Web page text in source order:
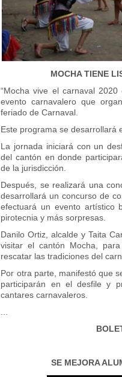
MOCHA TIENE
“Mocha vive el carnaval
evento carnavalero que
feriado de Carnaval.
Este programa se desarrollará
La jornada iniciará con un
del cantón en donde
de la jurisdicción.
Después, se realizará una
desarrollará un concurso de
efectuará un evento artístico
pirotecnia y más sorpresas.
Danilo Ortiz, alcalde y Taita
visitar el cantón Mocha,
rescatar las tradiciones del
Por otra parte, manifestó que
participarán en el desfile y
cantares carnavaleros.
SE MEJORA